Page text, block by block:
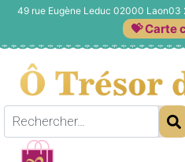
49 rue Eugène Leduc 02000 Laon03
💝 Carte